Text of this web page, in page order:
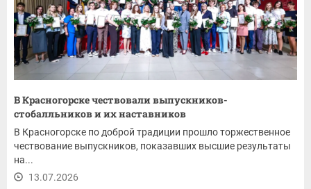
В Красногорске чествовали выпускников-
стобалльников и их наставников
В Красногорске по доброй традиции прошло торжественное
чествование выпускников, показавших высшие результаты
на...
13.07.2026